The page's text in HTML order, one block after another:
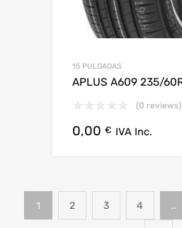
15 PULGADAS
APLUS A609 235/
(0 reviews)
0,00 € IVA Inc.
1 2 3 4 …